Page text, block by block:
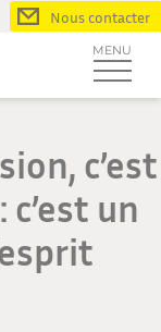
Nous contacter
MENU
c’est
un